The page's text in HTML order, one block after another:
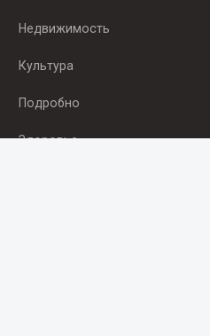
Недвижимость
Культура
Подробно
Здоровье